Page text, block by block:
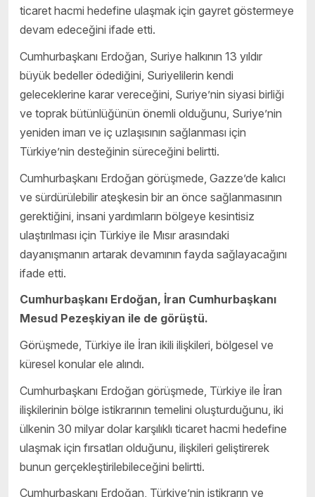
ticaret hacmi hedefine ulaşmak için gayret göstermeye
devam edeceğini ifade etti.
Cumhurbaşkanı Erdoğan, Suriye halkının 13 yıldır
büyük bedeller ödediğini, Suriyelilerin kendi
geleceklerine karar vereceğini, Suriye’nin siyasi birliği
ve toprak bütünlüğünün önemli olduğunu, Suriye’nin
yeniden imarı ve iç uzlaşısının sağlanması için
Türkiye’nin desteğinin süreceğini belirtti.
Cumhurbaşkanı Erdoğan görüşmede, Gazze’de kalıcı
ve sürdürülebilir ateşkesin bir an önce sağlanmasının
gerektiğini, insani yardımların bölgeye kesintisiz
ulaştırılması için Türkiye ile Mısır arasındaki
dayanışmanın artarak devamının fayda sağlayacağını
ifade etti.
Cumhurbaşkanı Erdoğan, İran Cumhurbaşkanı
Mesud Pezeşkiyan ile de görüştü.
Görüşmede, Türkiye ile İran ikili ilişkileri, bölgesel ve
küresel konular ele alındı.
Cumhurbaşkanı Erdoğan görüşmede, Türkiye ile İran
ilişkilerinin bölge istikrarının temelini oluşturduğunu, iki
ülkenin 30 milyar dolar karşılıklı ticaret hacmi hedefine
ulaşmak için fırsatları olduğunu, ilişkileri geliştirerek
bunun gerçekleştirilebileceğini belirtti.
Cumhurbaşkanı Erdoğan, Türkiye’nin istikrarın ve